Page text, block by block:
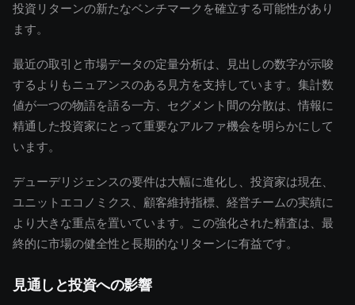
投資リターンの新たなベンチマークを確立する可能性があり
ます。
最近の取引と市場データの定量分析は、見出しの数字が示唆
するよりもニュアンスのある見方を支持しています。集計数
値が一つの物語を語る一方、セグメント間の分散は、情報に
精通した投資家にとって重要なアルファ機会を明らかにして
います。
デューデリジェンスの要件は大幅に進化し、投資家は現在、
ユニットエコノミクス、顧客維持指標、経営チームの実績に
より大きな重点を置いています。この強化された精査は、最
終的に市場の健全性と長期的なリターンに有益です。
見通しと投資への影響